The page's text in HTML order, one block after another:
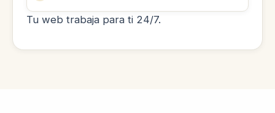
Tu web trabaja para ti 24/7.